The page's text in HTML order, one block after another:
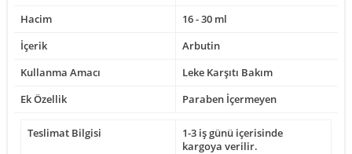
Hacim
16 - 30 ml
İçerik
Arbutin
Kullanma Amacı
Leke Karşıtı Bakım
Ek Özellik
Paraben İçermeyen
Teslimat Bilgisi
1-3 iş günü içerisinde
kargoya verilir.